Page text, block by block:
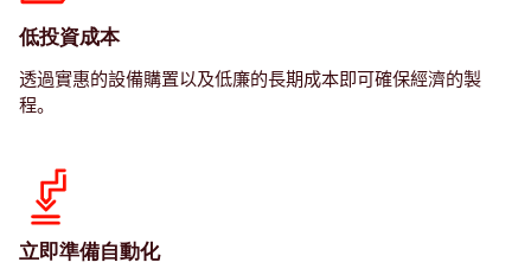
低投資成本
透過實惠的設備購置以及低廉的長期成本即可確保經濟的製
程。
立即準備自動化